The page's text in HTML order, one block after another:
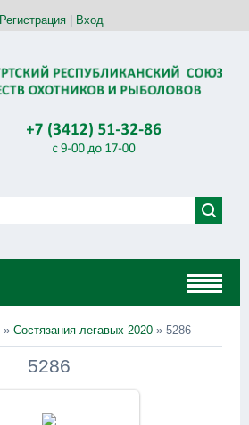
Регистрация Вход
» Состязания легавых 2020 » 5286
5286